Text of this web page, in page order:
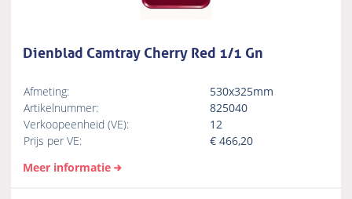
Dienblad Camtray Cherry Red 1/1 Gn
Afmeting:
530x325mm
Artikelnummer:
825040
Verkoopeenheid (VE):
12
Prijs per VE:
€466,20
Meer informatie